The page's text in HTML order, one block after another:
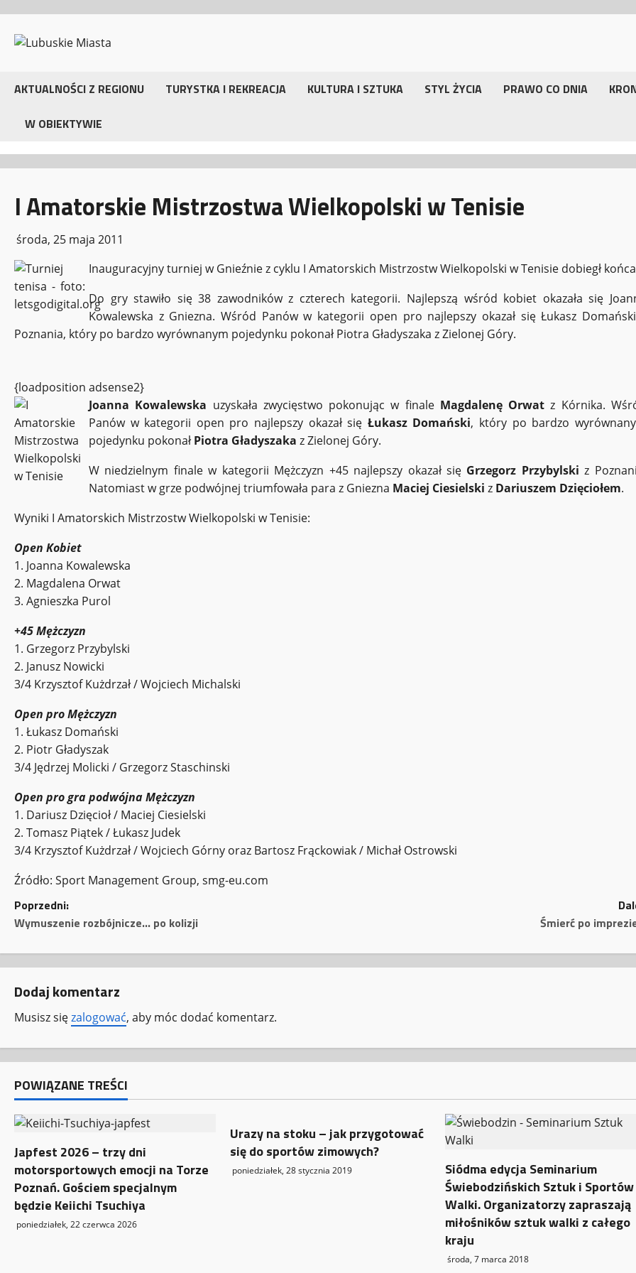
AKTUALNOŚCI Z REGIONU TURYSTKA I REKREACJA KULTURA I SZTUKA STYL ŻYCIA PRAWO CO DNIA
W OBIEKTYWIE
I Amatorskie Mistrzostwa Wielkopolski w Tenisie
środa, 25 maja 2011
Inauguracyjny turniej w Gnieźnie z cyklu I Amatorskich Mistrzostw Wielkopolski w Tenisie dobiegł
Do gry stawiło się 38 zawodników z czterech kategorii. Najlepszą wśród kobiet okazała się
Kowalewska z Gniezna. Wśród Panów w kategorii open pro najlepszy okazał się Łukasz
Poznania, który po bardzo wyrównanym pojedynku pokonał Piotra Gładyszaka z Zielonej Góry.
{loadposition adsense2}
Joanna Kowalewska uzyskała zwycięstwo pokonując w finale Magdalenę Orwat z Kórnika.
Panów w kategorii open pro najlepszy okazał się Łukasz Domański, który po bardzo
pojedynku pokonał Piotra Gładyszaka z Zielonej Góry.
W niedzielnym finale w kategorii Mężczyzn +45 najlepszy okazał się Grzegorz Przybylski z
Natomiast w grze podwójnej triumfowała para z Gniezna Maciej Ciesielski z Dariuszem Dzięciołem.
Wyniki I Amatorskich Mistrzostw Wielkopolski w Tenisie:
Open Kobiet
1. Joanna Kowalewska
2. Magdalena Orwat
3. Agnieszka Purol
+45 Mężczyzn
1. Grzegorz Przybylski
2. Janusz Nowicki
3/4 Krzysztof Kużdrzał / Wojciech Michalski
Open pro Mężczyzn
1. Łukasz Domański
2. Piotr Gładyszak
3/4 Jędrzej Molicki / Grzegorz Staschinski
Open pro gra podwójna Mężczyzn
1. Dariusz Dzięcioł / Maciej Ciesielski
2. Tomasz Piątek / Łukasz Judek
3/4 Krzysztof Kużdrzał / Wojciech Górny oraz Bartosz Frąckowiak / Michał Ostrowski
Źródło: Sport Management Group, smg-eu.com
Z
b
a
c
z
w
p
i
s
y
Poprzedni:
Wymuszenie rozbójnicze… po kolizji
Śmierć po
Dodaj komentarz
Musisz sięzalogować, aby móc dodać komentarz.
POWIĄZANE TREŚCI
Japfest 2026 – trzy dni
motorsportowych emocji na Torze
Poznań. Gościem specjalnym
będzie Keiichi Tsuchiya
poniedziałek, 22 czerwca 2026
Urazy na stoku – jak przygotować
się do sportów zimowych?
poniedziałek, 28 stycznia 2019
Siódma edycja Seminarium
Świebodzińskich Sztuk i Sportów
Walki. Organizatorzy zapraszają
miłośników sztuk walki z całego
kraju
środa, 7 marca 2018